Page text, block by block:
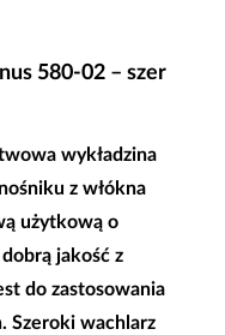
580-02 – szer
wykładzina
z włókna
użytkową o
jakość z
do zastosowania
Szeroki wachlarz